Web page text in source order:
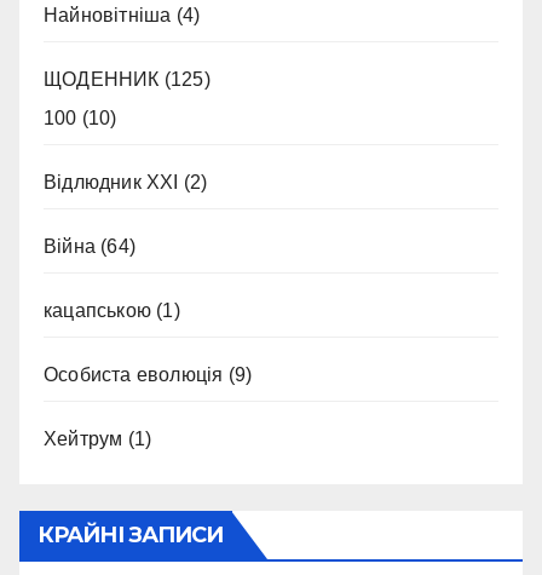
Найновітніша (4)
ЩОДЕННИК (125)
100 (10)
Відлюдник XXI (2)
Війна (64)
кацапською (1)
Особиста еволюція (9)
Хейтрум (1)
КРАЙНІ ЗАПИСИ